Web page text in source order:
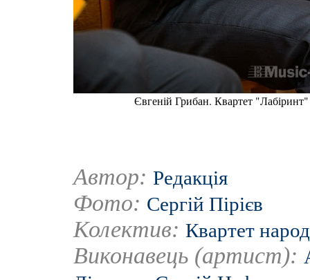
Євгеній Грибан. Квартет "Лабіринт"
Автор: Редакція
Фото: Сергій Пірієв
Колектив: Квартет
Виконавець (артист):